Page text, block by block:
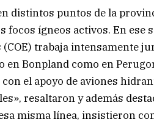
distintos puntos de la
focos ígneos activos. En ese
(COE) trabaja intensamente
en Bonpland como en
el apoyo de aviones
resaltaron y además
misma línea, insistieron